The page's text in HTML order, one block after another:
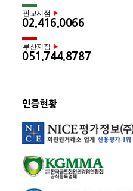
판교지점 ▶
02.416.0066
부산지점 ▶
051.744.8787
인증현황